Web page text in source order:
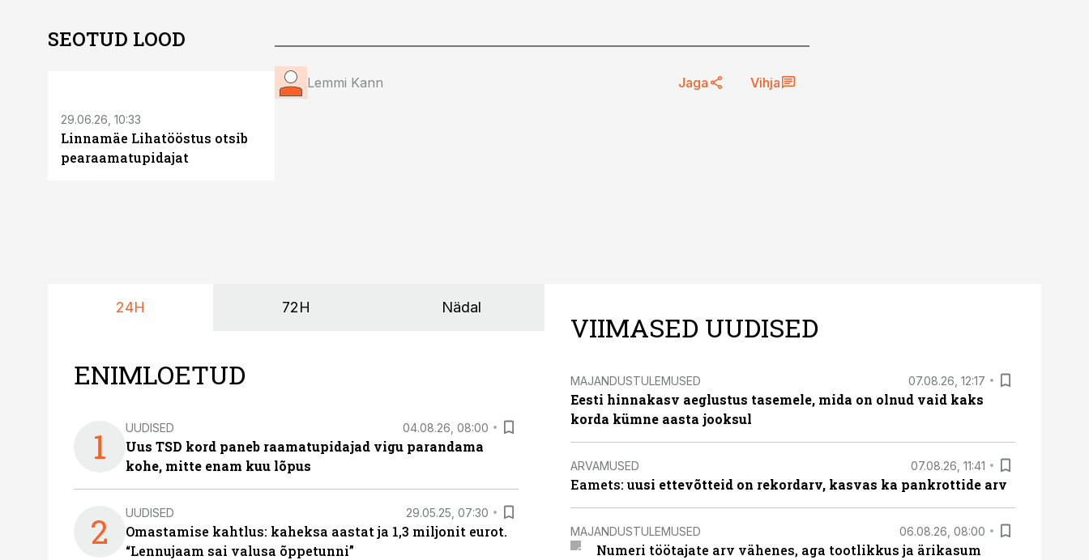
Lemmi Kann Jaga Vihja
SEOTUD LOOD
29.06.26, 10:33
Linnamäe Lihatööstus otsib
pearaamatupidajat
24H 72H Nädal
ENIMLOETUD
1 UUDISED 04.08.26, 08:00
Uus TSD kord paneb raamatupidajad vigu parandama
kohe, mitte enam kuu lõpus
2 UUDISED 29.05.25, 07:30
Omastamise kahtlus: kaheksa aastat ja 1,3 miljonit eurot.
“Lennujaam sai valusa õppetunni”
VIIMASED UUDISED
MAJANDUSTULEMUSED 07.08.26, 12:17
Eesti hinnakasv aeglustus tasemele, mida on olnud vaid kaks
korda kümne aasta jooksul
ARVAMUSED 07.08.26, 11:41
Eamets: uusi ettevõtteid on rekordarv, kasvas ka pankrottide arv
MAJANDUSTULEMUSED 06.08.26, 08:00
Numeri töötajate arv vähenes, aga tootlikkus ja ärikasum